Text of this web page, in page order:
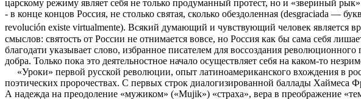
царскому режиму являет себя не только продуманный протест, но и «звериный
- в конце концов Россия, не столько святая, сколько обездоленная (desgraciada —
revolución existe virtualmente). Всякий думающий и чувствующий человек является
смыслов: святость от России не отнимается вовсе, но Россия как бы сама себя
благодати указывает слово, избранное писателем для воссоздания
добра. Только пока это деятельностное начало осуществляет себя на каком-то
«Уроки» первой русской революции, опыт латиноамериканского вхождения в
поэтических пророчествах. С первых строк диалогизированной баллады Хаймеса
А надежда на преодоление «мужиком» («Mujik») «страха», вера в преображение